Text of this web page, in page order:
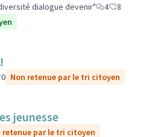
dialogue devenir" 4
8
0 Non retenue par le tri citoyen
jeunesse
retenue par le tri citoyen